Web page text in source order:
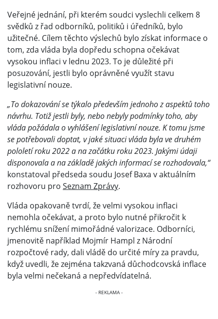
Veřejné jednání, při kterém soudci vyslechli celkem 8
svědků z řad odborníků, politiků i úředníků, bylo
užitečné. Cílem těchto výslechů bylo získat informace o
tom, zda vláda byla dopředu schopna očekávat
vysokou inflaci v lednu 2023. To je důležité při
posuzování, jestli bylo oprávněné využít stavu
legislativní nouze.
„To dokazování se týkalo především jednoho z aspektů toho
návrhu. Totiž jestli byly, nebo nebyly podmínky toho, aby
vláda požádala o vyhlášení legislativní nouze. K tomu jsme
se potřebovali doptat, v jaké situaci vláda byla ve druhém
pololetí roku 2022 a na začátku roku 2023. Jakými údaji
disponovala a na základě jakých informací se rozhodovala,“
konstatoval předseda soudu Josef Baxa v aktuálním
rozhovoru pro Seznam Zprávy.
Vláda opakovaně tvrdí, že velmi vysokou inflaci
nemohla očekávat, a proto bylo nutné přikročit k
rychlému snížení mimořádné valorizace. Odborníci,
jmenovitě například Mojmír Hampl z Národní
rozpočtové rady, dali vládě do určité míry za pravdu,
když uvedli, že zejména takzvaná důchodcovská inflace
byla velmi nečekaná a nepředvídatelná.